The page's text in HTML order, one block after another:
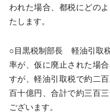
われた場合、都税にどの
たします。
○目黒税制部長 軽油引取
率が、仮に廃止された場
すが、軽油引取税で約二
百十億円、合計で約三百
ございます。